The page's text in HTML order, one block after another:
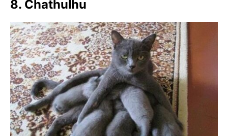
8. Chathulhu